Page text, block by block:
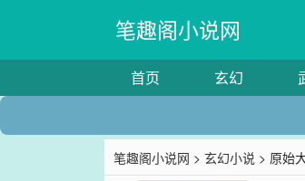
笔趣阁小说网
首页 玄幻
笔趣阁小说网 >玄幻小说 > 原始